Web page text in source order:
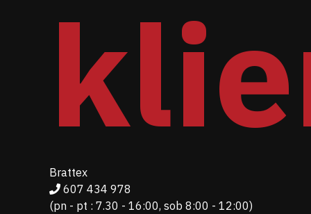
Brattex
607 434 978
(pn - pt : 7.30 - 16:00, sob 8:00 - 12:00)